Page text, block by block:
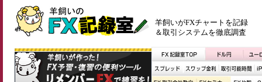
羊飼いがFXチャートを記録
＆取引システムを徹底調査